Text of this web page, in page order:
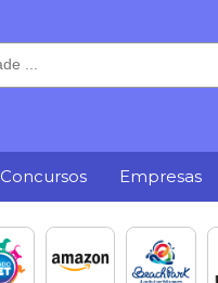
Concursos Empresas